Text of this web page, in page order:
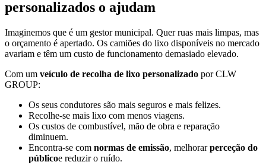
personalizados o ajudam
Imaginemos que é um gestor municipal. Quer ruas mais limpas, mas
o orçamento é apertado. Os camiões do lixo disponíveis no mercado
avariam e têm um custo de funcionamento demasiado elevado.
Com um veículo de recolha de lixo personalizado por CLW
GROUP:
Os seus condutores são mais seguros e mais felizes.
Recolhe-se mais lixo com menos viagens.
Os custos de combustível, mão de obra e reparação
diminuem.
Encontra-se com normas de emissão, melhorarperceção do
públicoe reduzir o ruído.